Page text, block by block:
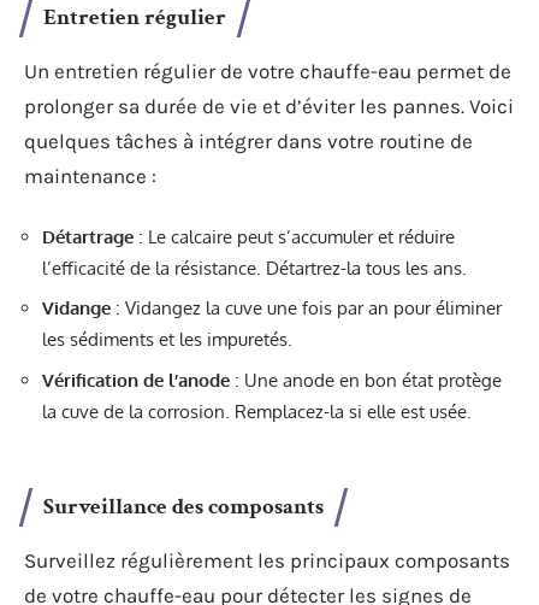
Entretien régulier
Un entretien régulier de votre chauffe-eau permet de
prolonger sa durée de vie et d’éviter les pannes. Voici
quelques tâches à intégrer dans votre routine de
maintenance :
Détartrage : Le calcaire peut s’accumuler et réduire
l’efficacité de la résistance. Détartrez-la tous les ans.
Vidange : Vidangez la cuve une fois par an pour éliminer
les sédiments et les impuretés.
Vérification de l’anode : Une anode en bon état protège
la cuve de la corrosion. Remplacez-la si elle est usée.
Surveillance des composants
Surveillez régulièrement les principaux composants
de votre chauffe-eau pour détecter les signes de